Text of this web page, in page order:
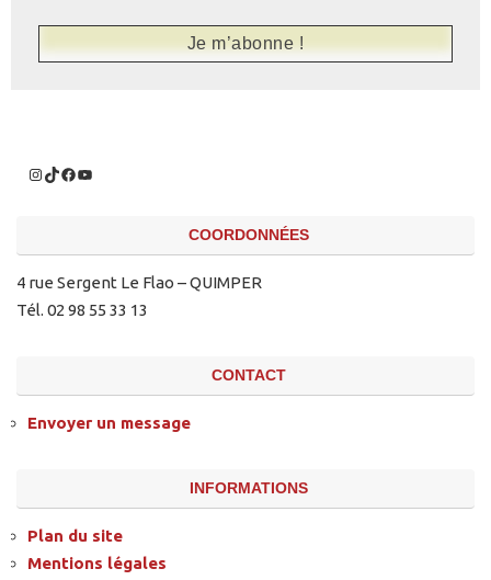
COORDONNÉES
4 rue Sergent Le Flao – QUIMPER
Tél. 02 98 55 33 13
CONTACT
Envoyer un message
INFORMATIONS
Plan du site
Mentions légales